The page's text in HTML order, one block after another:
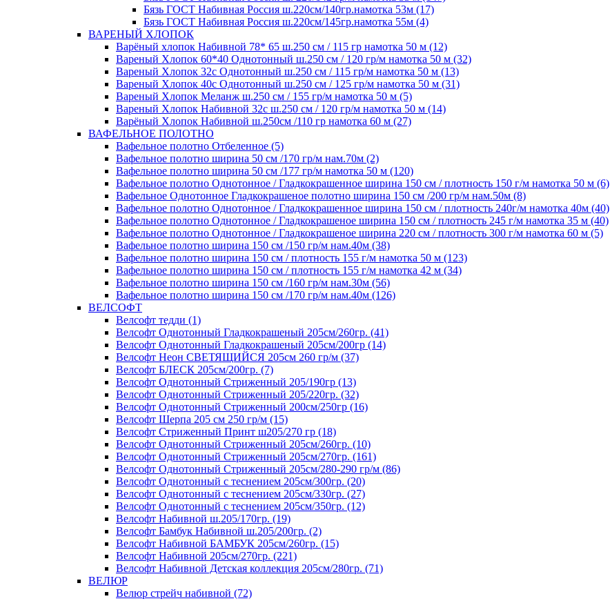
Бязь ГОСТ Набивная Россия ш.220см/140гр.намотка 53м (17)
Бязь ГОСТ Набивная Россия ш.220см/145гр.намотка 55м (4)
ВАРЕНЫЙ ХЛОПОК
Варёный хлопок Набивной 78* 65 ш.250 см / 115 гр намотка 50 м (12)
Вареный Хлопок 60*40 Однотонный ш.250 см / 120 гр/м намотка 50 м (32)
Вареный Хлопок 32с Однотонный ш.250 см / 115 гр/м намотка 50 м (13)
Вареный Хлопок 40с Однотонный ш.250 см / 125 гр/м намотка 50 м (31)
Вареный Хлопок Меланж ш.250 см / 155 гр/м намотка 50 м (5)
Вареный Хлопок Набивной 32с ш.250 см / 120 гр/м намотка 50 м (14)
Варёный Хлопок Набивной ш.250см /110 гр намотка 60 м (27)
ВАФЕЛЬНОЕ ПОЛОТНО
Вафельное полотно Отбеленное (5)
Вафельное полотно ширина 50 см /170 гр/м нам.70м (2)
Вафельное полотно ширина 50 см /177 гр/м намотка 50 м (120)
Вафельное полотно Однотонное / Гладкокрашенное ширина 150 см / плотность 150 г/м намотка 50 м (6)
Вафельное Однотонное Гладкокрашеное полотно ширина 150 см /200 гр/м нам.50м (8)
Вафельное полотно Однотонное / Гладкокрашенное ширина 150 см / плотность 240г/м намотка 40м (40)
Вафельное полотно Однотонное / Гладкокрашеное ширина 150 см / плотность 245 г/м намотка 35 м (40)
Вафельное полотно Однотонное / Гладкокрашеное ширина 220 см / плотность 300 г/м намотка 60 м (5)
Вафельное полотно ширина 150 см /150 гр/м нам.40м (38)
Вафельное полотно ширина 150 см / плотность 155 г/м намотка 50 м (123)
Вафельное полотно ширина 150 см / плотность 155 г/м намотка 42 м (34)
Вафельное полотно ширина 150 см /160 гр/м нам.30м (56)
Вафельное полотно ширина 150 см /170 гр/м нам.40м (126)
ВЕЛСОФТ
Велсофт тедди (1)
Велсофт Однотонный Гладкокрашеный 205см/260гр. (41)
Велсофт Однотонный Гладкокрашеный 205см/200гр (14)
Велсофт Неон СВЕТЯЩИЙСЯ 205см 260 гр/м (37)
Велсофт БЛЕСК 205см/200гр. (7)
Велсофт Однотонный Стриженный 205/190гр (13)
Велсофт Однотонный Стриженный 205/220гр. (32)
Велсофт Однотонный Стриженный 200см/250гр (16)
Велсофт Шерпа 205 см 250 гр/м (15)
Велсофт Стриженный Принт ш205/270 гр (18)
Велсофт Однотонный Стриженный 205см/260гр. (10)
Велсофт Однотонный Стриженный 205см/270гр. (161)
Велсофт Однотонный Стриженный 205см/280-290 гр/м (86)
Велсофт Однотонный с теснением 205см/300гр. (20)
Велсофт Однотонный с теснением 205см/330гр. (27)
Велсофт Однотонный с теснением 205см/350гр. (12)
Велсофт Набивной ш.205/170гр. (19)
Велсофт Бамбук Набивной ш.205/200гр. (2)
Велсофт Набивной БАМБУК 205см/260гр. (15)
Велсофт Набивной 205см/270гр. (221)
Велсофт Набивной Детская коллекция 205см/280гр. (71)
ВЕЛЮР
Велюр стрейч набивной (72)